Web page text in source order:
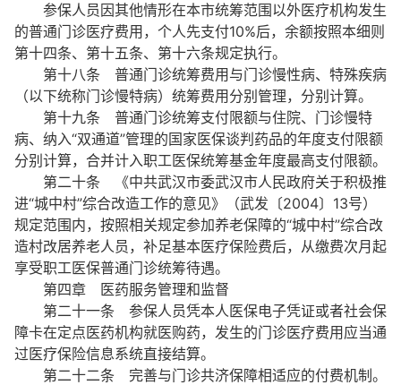
参保人员因其他情形在本市统筹范围以外医疗机构发生
的普通门诊医疗费用，个人先支付10%后，余额按照本细则
第十四条、第十五条、第十六条规定执行。
第十八条 普通门诊统筹费用与门诊慢性病、特殊疾病
（以下统称门诊慢特病）统筹费用分别管理，分别计算。
第十九条 普通门诊统筹支付限额与住院、门诊慢特
病、纳入“双通道”管理的国家医保谈判药品的年度支付限额
分别计算，合并计入职工医保统筹基金年度最高支付限额。
第二十条 《中共武汉市委武汉市人民政府关于积极推
进“城中村”综合改造工作的意见》（武发〔2004〕13号）
规定范围内，按照相关规定参加养老保障的“城中村”综合改
造村改居养老人员，补足基本医疗保险费后，从缴费次月起
享受职工医保普通门诊统筹待遇。
第四章 医药服务管理和监督
第二十一条 参保人员凭本人医保电子凭证或者社会保
障卡在定点医药机构就医购药，发生的门诊医疗费用应当通
过医疗保险信息系统直接结算。
第二十二条 完善与门诊共济保障相适应的付费机制。